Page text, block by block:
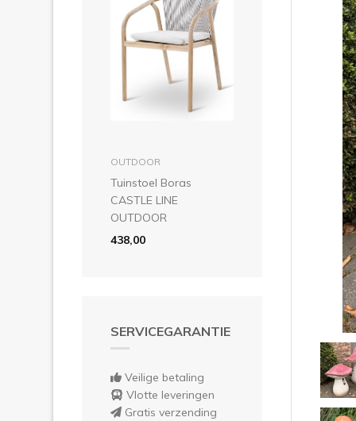
in winkelmandje
OUTDOOR
Tuinstoel Boras
CASTLE LINE
OUTDOOR
438,00
SERVICEGARANTIE
Veilige betaling
Vlotte leveringen
Gratis verzending